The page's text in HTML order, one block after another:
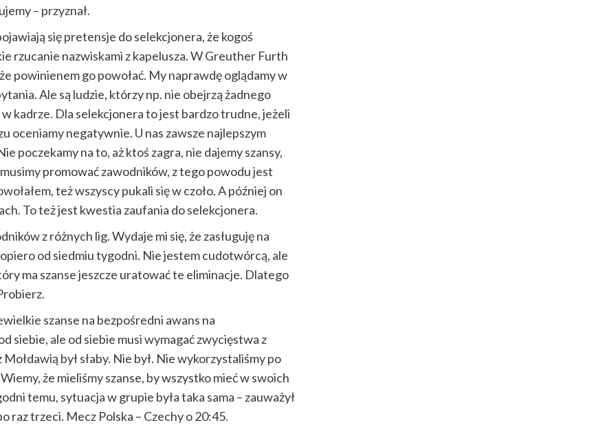
– przyznał.
się pretensje do selekcjonera, że kogoś
rzucanie nazwiskami z kapelusza. W Greuther Furth
powinienem go powołać. My naprawdę oglądamy w
Ale są ludzie, którzy np. nie obejrzą żadnego
w kadrze. Dla selekcjonera to jest bardzo trudne, jeżeli
oceniamy negatywnie. U nas zawsze najlepszym
poczekamy na to, aż ktoś zagra, nie dajemy szansy,
promować zawodników, z tego powodu jest
też wszyscy pukali się w czoło. A później on
To też jest kwestia zaufania do selekcjonera.
z różnych lig. Wydaje mi się, że zasługuję na
od siedmiu tygodni. Nie jestem cudotwórcą, ale
ma szanse jeszcze uratować te eliminacje. Dlatego
szanse na bezpośredni awans na
siebie, ale od siebie musi wymagać zwycięstwa z
był słaby. Nie był. Nie wykorzystaliśmy po
że mieliśmy szanse, by wszystko mieć w swoich
temu, sytuacja w grupie była taka sama – zauważył
raz trzeci. Mecz Polska – Czechy o 20:45.